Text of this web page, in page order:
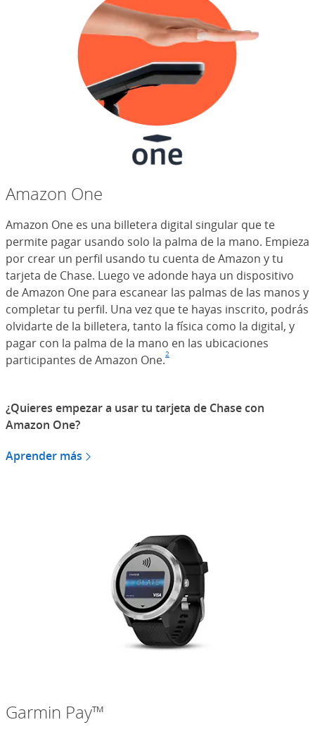
Amazon One
Amazon One es una billetera digital singular que te
permite pagar usando solo la palma de la mano. Empieza
por crear un perfil usando tu cuenta de Amazon y tu
tarjeta de Chase. Luego ve adonde haya un dispositivo
de Amazon One para escanear las palmas de las manos y
completar tu perfil. Una vez que te hayas inscrito, podrás
olvidarte de la billetera, tanto la física como la digital, y
pagar con la palma de la mano en las ubicaciones
participantes de Amazon One.Nota al pie de página
2
¿Quieres empezar a usar tu tarjeta de Chase con
Amazon One?
Aprender más
Garmin Pay™